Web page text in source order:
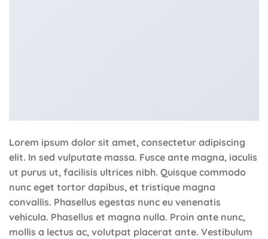
Lorem ipsum dolor sit amet, consectetur adipiscing
elit. In sed vulputate massa. Fusce ante magna, iaculis
ut purus ut, facilisis ultrices nibh. Quisque commodo
nunc eget tortor dapibus, et tristique magna
convallis. Phasellus egestas nunc eu venenatis
vehicula. Phasellus et magna nulla. Proin ante nunc,
mollis a lectus ac, volutpat placerat ante. Vestibulum